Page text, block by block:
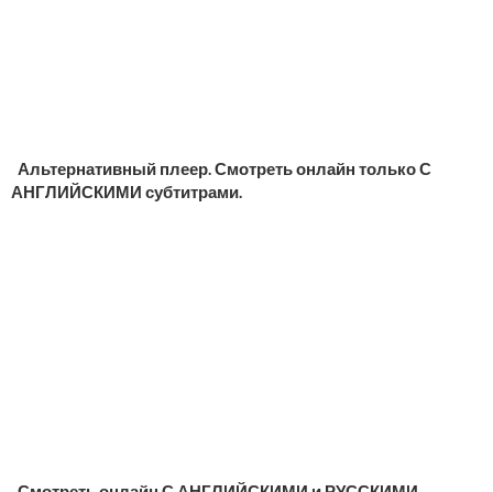
Альтернативный плеер. Смотреть онлайн только С
АНГЛИЙСКИМИ субтитрами.